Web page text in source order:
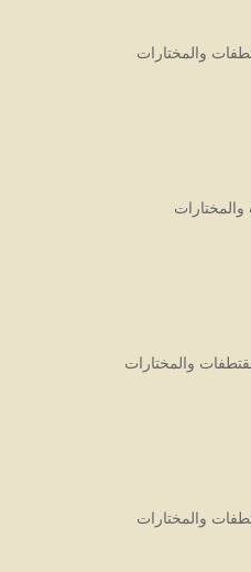
والمختارات
والمختارات
والمختارات